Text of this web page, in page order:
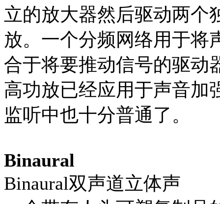
立的放大器然后驱动两个
放。一个分频网络用于将
合于将要推动信号的驱动
高功放已经应用于声音加
监听中也十分普通了。
Binaural
Binaural双声道立体声